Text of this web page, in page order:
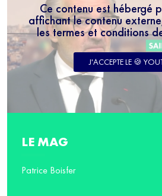
Ce contenu est hébergé
affichant le contenu
les termes et conditions
J'ACCEPTE LE 🍪
LE MAG
Patrice Boisfer